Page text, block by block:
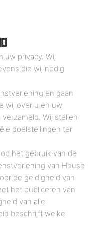
uw privacy. Wij
die wij nodig
en gaan
wij over u en uw
Wij stellen
doelstellingen ter
het gebruik van de
van House
de geldigheid van
het publiceren van
van alle
beschrijft welke